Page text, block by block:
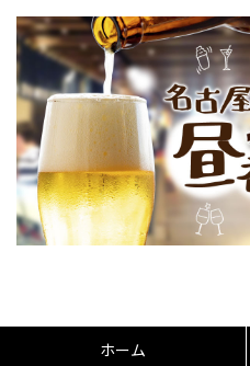
ホーム